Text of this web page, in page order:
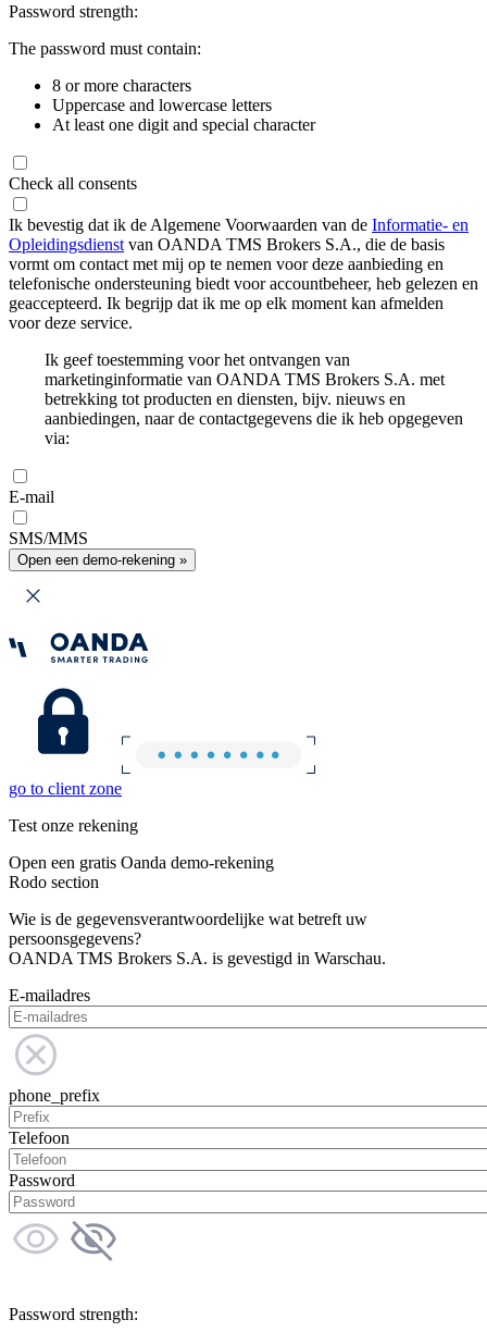
Password strength:
The password must contain:
8 or more characters
Uppercase and lowercase letters
At least one digit and special character
Check all consents
Ik bevestig dat ik de Algemene Voorwaarden van de Informatie- en
Opleidingsdienst van OANDA TMS Brokers S.A., die de basis
vormt om contact met mij op te nemen voor deze aanbieding en
telefonische ondersteuning biedt voor accountbeheer, heb gelezen en
geaccepteerd. Ik begrijp dat ik me op elk moment kan afmelden
voor deze service.
Ik geef toestemming voor het ontvangen van
marketinginformatie van OANDA TMS Brokers S.A. met
betrekking tot producten en diensten, bijv. nieuws en
aanbiedingen, naar de contactgegevens die ik heb opgegeven
via:
E-mail
SMS/MMS
Open een demo-rekening »
go to client zone
Test onze rekening
Open een gratis Oanda demo-rekening
Rodo section
Wie is de gegevensverantwoordelijke wat betreft uw
persoonsgegevens?
OANDA TMS Brokers S.A. is gevestigd in Warschau.
E-mailadres
phone_prefix
Telefoon
Password
Password strength: